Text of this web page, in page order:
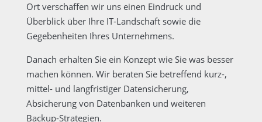
Ort verschaffen wir uns einen Eindruck und
Überblick über Ihre IT-Landschaft sowie die
Gegebenheiten Ihres Unternehmens.
Danach erhalten Sie ein Konzept wie Sie was besser
machen können. Wir beraten Sie betreffend kurz-,
mittel- und langfristiger Datensicherung,
Absicherung von Datenbanken und weiteren
Backup-Strategien.